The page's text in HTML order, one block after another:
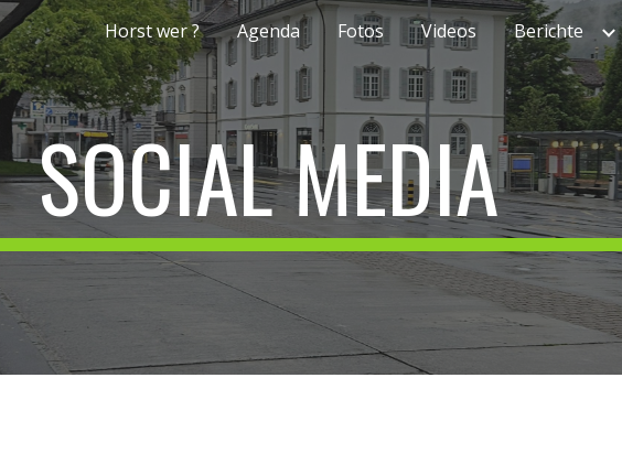
Skip to main content Skip to navigation
Horst wer ? Agenda Fotos Videos Berichte
SOCIAL MEDIA